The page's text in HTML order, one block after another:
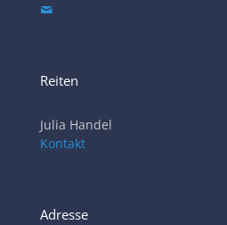
Reiten
Julia Handel
Kontakt
Adresse